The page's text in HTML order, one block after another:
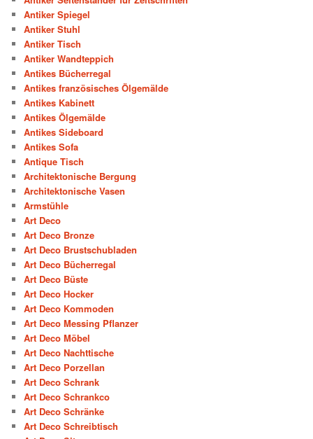
Antiker Spiegel
Antiker Stuhl
Antiker Tisch
Antiker Wandteppich
Antikes Bücherregal
Antikes französisches Ölgemälde
Antikes Kabinett
Antikes Ölgemälde
Antikes Sideboard
Antikes Sofa
Antique Tisch
Architektonische Bergung
Architektonische Vasen
Armstühle
Art Deco
Art Deco Bronze
Art Deco Brustschubladen
Art Deco Bücherregal
Art Deco Büste
Art Deco Hocker
Art Deco Kommoden
Art Deco Messing Pflanzer
Art Deco Möbel
Art Deco Nachttische
Art Deco Porzellan
Art Deco Schrank
Art Deco Schrankco
Art Deco Schränke
Art Deco Schreibtisch